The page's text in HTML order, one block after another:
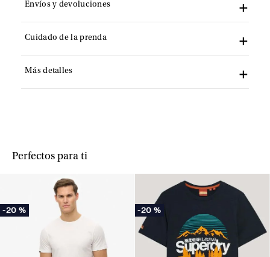
Envíos y devoluciones
Cuidado de la prenda
Más detalles
Perfectos para ti
-20 % -20 %